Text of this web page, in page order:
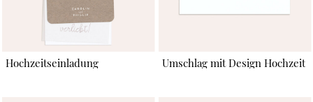
Hochzeitseinladung Umschlag mit Design Hochzeit